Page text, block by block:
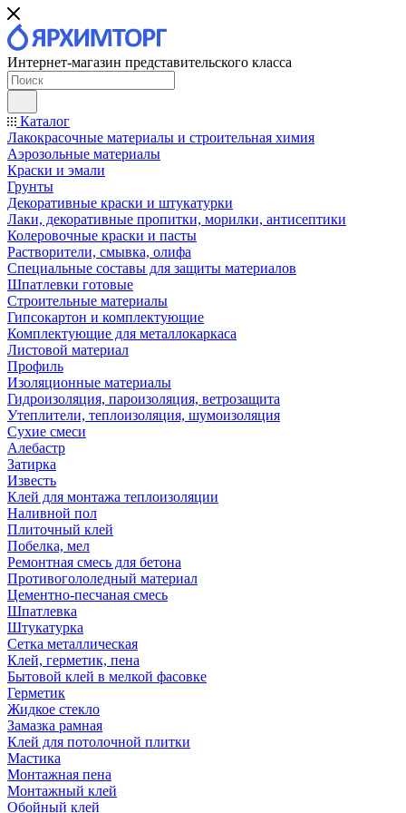
Интернет-магазин представительского класса
Каталог
Лакокрасочные материалы и строительная химия
Аэрозольные материалы
Краски и эмали
Грунты
Декоративные краски и штукатурки
Лаки, декоративные пропитки, морилки, антисептики
Колеровочные краски и пасты
Растворители, смывка, олифа
Специальные составы для защиты материалов
Шпатлевки готовые
Строительные материалы
Гипсокартон и комплектующие
Комплектующие для металлокаркаса
Листовой материал
Профиль
Изоляционные материалы
Гидроизоляция, пароизоляция, ветрозащита
Утеплители, теплоизоляция, шумоизоляция
Сухие смеси
Алебастр
Затирка
Известь
Клей для монтажа теплоизоляции
Наливной пол
Плиточный клей
Побелка, мел
Ремонтная смесь для бетона
Противогололедный материал
Цементно-песчаная смесь
Шпатлевка
Штукатурка
Сетка металлическая
Клей, герметик, пена
Бытовой клей в мелкой фасовке
Герметик
Жидкое стекло
Замазка рамная
Клей для потолочной плитки
Мастика
Монтажная пена
Монтажный клей
Обойный клей